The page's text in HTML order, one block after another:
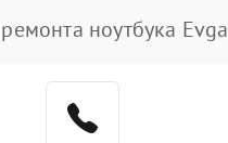
ноутбука Evga